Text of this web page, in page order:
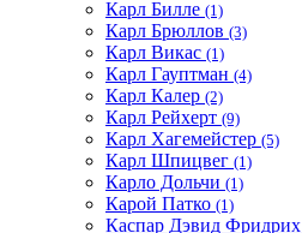
Карл Билле (1)
Карл Брюллов (3)
Карл Викас (1)
Карл Гауптман (4)
Карл Калер (2)
Карл Рейхерт (9)
Карл Хагемейстер (5)
Карл Шпицвег (1)
Карло Дольчи (1)
Карой Патко (1)
Каспар Дэвид Фридрих